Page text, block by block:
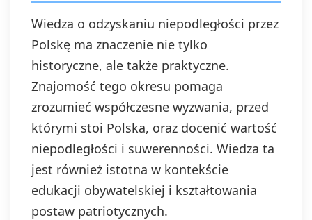
wniesienia
przetwarzania, a
także prawo do
do organu
nadzorczego. Masz
prawo wycofać
dowolnym
momencie, bez
zgodność z
Wiedza o odzyskaniu niepodległości przez
Polskę ma znaczenie nie tylko
historyczne, ale także praktyczne.
Znajomość tego okresu pomaga
zrozumieć współczesne wyzwania, przed
którymi stoi Polska, oraz docenić wartość
niepodległości i suwerenności. Wiedza ta
jest również istotna w kontekście
edukacji obywatelskiej i kształtowania
postaw patriotycznych.